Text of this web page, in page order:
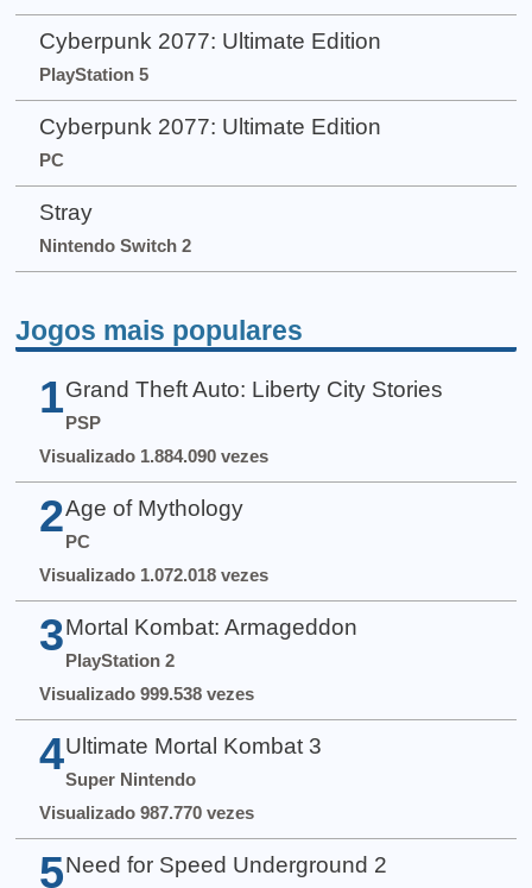
Cyberpunk 2077: Ultimate Edition
PlayStation 5
Cyberpunk 2077: Ultimate Edition
PC
Stray
Nintendo Switch 2
Jogos mais populares
1 Grand Theft Auto: Liberty City Stories
PSP
Visualizado 1.884.090 vezes
2 Age of Mythology
PC
Visualizado 1.072.018 vezes
3 Mortal Kombat: Armageddon
PlayStation 2
Visualizado 999.538 vezes
4 Ultimate Mortal Kombat 3
Super Nintendo
Visualizado 987.770 vezes
5 Need for Speed Underground 2